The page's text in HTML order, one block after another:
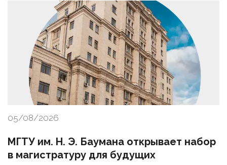
05/08/2026
МГТУ им. Н. Э. Баумана открывает набор
в магистратуру для будущих